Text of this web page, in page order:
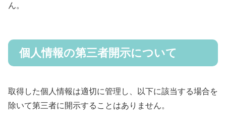
ん。
個人情報の第三者開示について
取得した個人情報は適切に管理し、以下に該当する場合を
除いて第三者に開示することはありません。